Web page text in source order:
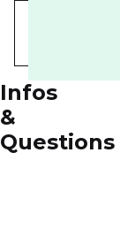
Infos
&
Questions